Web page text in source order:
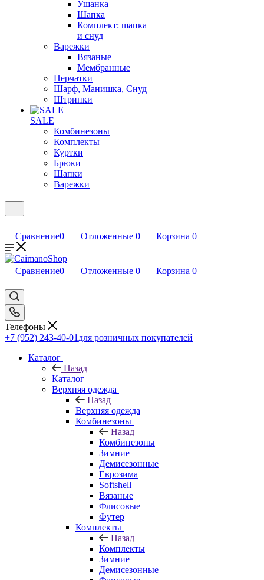
Ушанка
Шапка
Комплект: шапка
и снуд
Варежки
Вязаные
Мембранные
Перчатки
Шарф, Манишка, Снуд
Штрипки
SALE
Комбинезоны
Комплекты
Куртки
Брюки
Шапки
Варежки
Сравнение0 Отложенные 0 Корзина 0
Сравнение0 Отложенные 0 Корзина 0
Телефоны
+7 (952) 243-40-01 для розничных покупателей
Каталог
Назад
Каталог
Верхняя одежда
Назад
Верхняя одежда
Комбинезоны
Назад
Комбинезоны
Зимние
Демисезонные
Еврозима
Softshell
Вязаные
Флисовые
Футер
Комплекты
Назад
Комплекты
Зимние
Демисезонные